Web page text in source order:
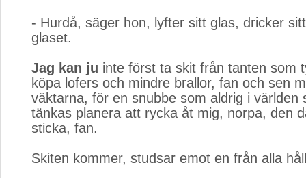
- Hurdå, säger hon, lyfter sitt glas, dricker
glaset.
Jag kan ju inte först ta skit från tanten som
köpa lofers och mindre brallor, fan och sen
väktarna, för en snubbe som aldrig i världen
tänkas planera att rycka åt mig, norpa, den
sticka, fan.
Skiten kommer, studsar emot en från alla